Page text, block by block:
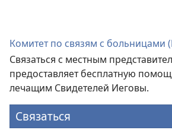
Комитет по связям с больницами
Связаться с местным
предоставляет бесплатную
лечащим Свидетелей Иеговы.
Связаться